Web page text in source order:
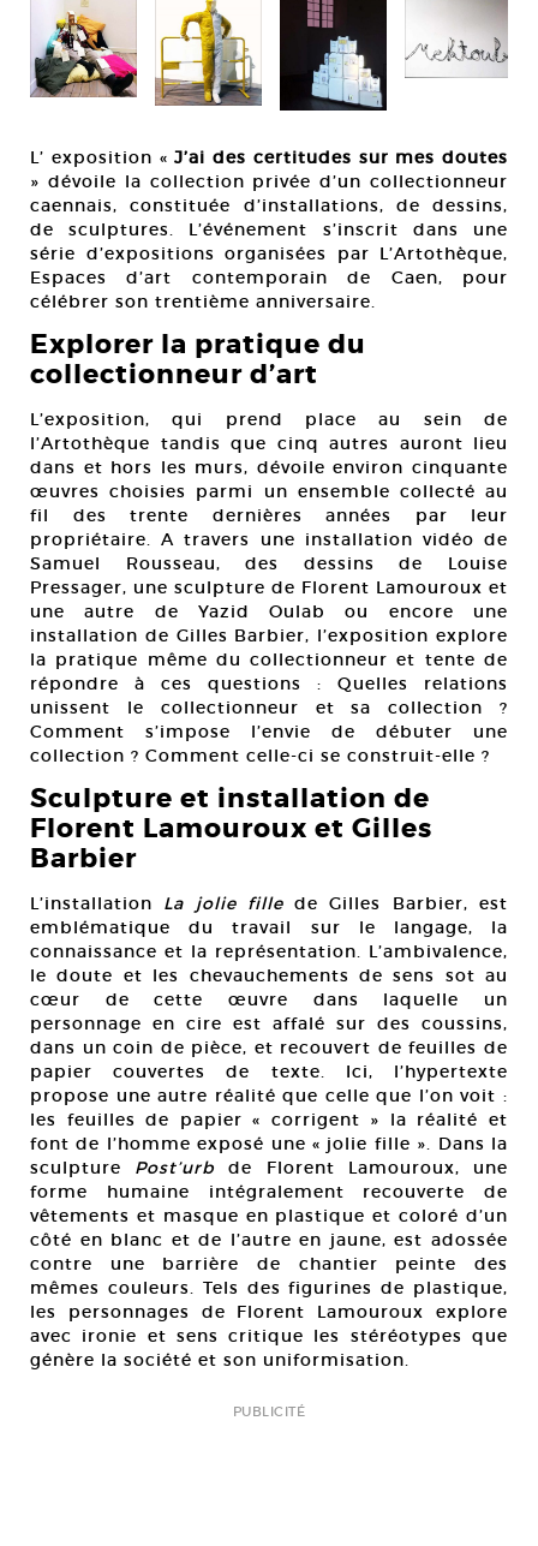
L’ exposition «J’ai des certitudes sur mes doutes
» dévoile la collection privée d’un collectionneur
caennais, constituée d’installations, de dessins,
de sculptures. L’événement s’inscrit dans une
série d’expositions organisées par L’Artothèque,
Espaces d’art contemporain de Caen, pour
célébrer son trentième anniversaire.
Explorer la pratique du
collectionneur d’art
L’exposition, qui prend place au sein de
l’Artothèque tandis que cinq autres auront lieu
dans et hors les murs, dévoile environ cinquante
œuvres choisies parmi un ensemble collecté au
fil des trente dernières années par leur
propriétaire. A travers une installation vidéo de
Samuel Rousseau, des dessins de Louise
Pressager, une sculpture de Florent Lamouroux et
une autre de Yazid Oulab ou encore une
installation de Gilles Barbier, l’exposition explore
la pratique même du collectionneur et tente de
répondre à ces questions : Quelles relations
unissent le collectionneur et sa collection ?
Comment s’impose l’envie de débuter une
collection ? Comment celle-ci se construit-elle ?
Sculpture et installation de
Florent Lamouroux et Gilles
Barbier
L’installation La jolie fillede Gilles Barbier, est
emblématique du travail sur le langage, la
connaissance et la représentation. L’ambivalence,
le doute et les chevauchements de sens sot au
cœur de cette œuvre dans laquelle un
personnage en cire est affalé sur des coussins,
dans un coin de pièce, et recouvert de feuilles de
papier couvertes de texte. Ici, l’hypertexte
propose une autre réalité que celle que l’on voit :
les feuilles de papier « corrigent » la réalité et
font de l’homme exposé une « jolie fille ». Dans la
sculpture Post’urb de Florent Lamouroux, une
forme humaine intégralement recouverte de
vêtements et masque en plastique et coloré d’un
côté en blanc et de l’autre en jaune, est adossée
contre une barrière de chantier peinte des
mêmes couleurs. Tels des figurines de plastique,
les personnages de Florent Lamouroux explore
avec ironie et sens critique les stéréotypes que
génère la société et son uniformisation.
PUBLICITÉ